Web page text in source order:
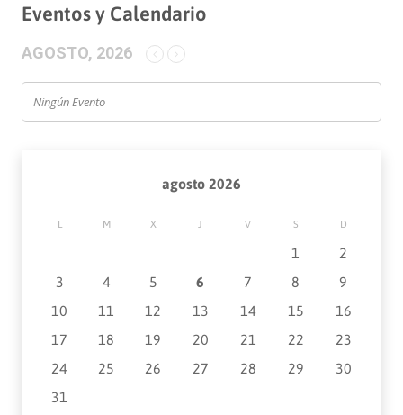
Eventos y Calendario
AGOSTO, 2026
Ningún Evento
agosto 2026
L M X J V S D
1
2
3
4 5 6 7 8
9
10
11 12 13 14 15
16
17
18 19 20 21 22
23
24
25 26 27 28 29
30
31